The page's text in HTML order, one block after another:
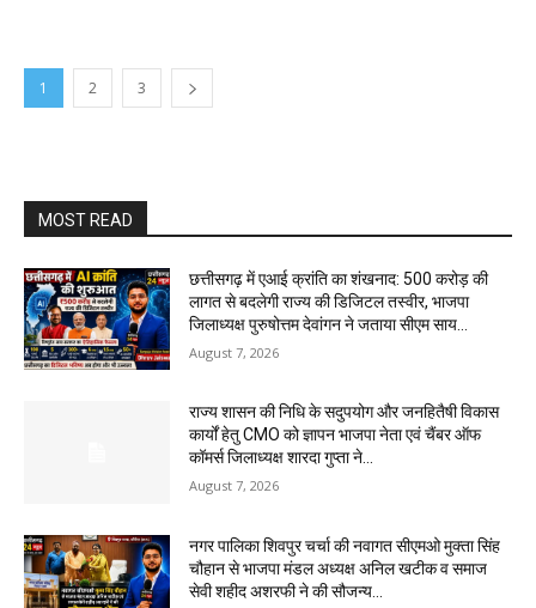
1 2 3
MOST READ
छत्तीसगढ़ में एआई क्रांति का शंखनाद: 500 करोड़ की
लागत से बदलेगी राज्य की डिजिटल तस्वीर, भाजपा
जिलाध्यक्ष पुरुषोत्तम देवांगन ने जताया सीएम साय...
August 7, 2026
राज्य शासन की निधि के सदुपयोग और जनहितैषी विकास
कार्यों हेतु CMO को ज्ञापन भाजपा नेता एवं चैंबर ऑफ
कॉमर्स जिलाध्यक्ष शारदा गुप्ता ने...
August 7, 2026
नगर पालिका शिवपुर चर्चा की नवागत सीएमओ मुक्ता सिंह
चौहान से भाजपा मंडल अध्यक्ष अनिल खटीक व समाज
सेवी शहीद अशरफी ने की सौजन्य...